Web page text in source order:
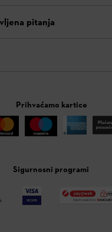
pitanja
Prihvaćamo kartice
Sigurnosni programi